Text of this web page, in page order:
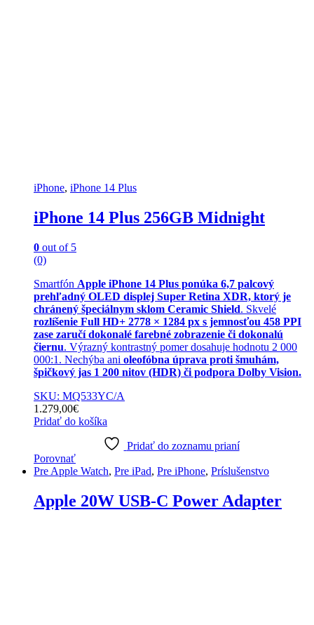
iPhone, iPhone 14 Plus
iPhone 14 Plus 256GB Midnight
0 out of 5
(0)
Smartfón Apple iPhone 14 Plus ponúka 6,7 palcový
prehľadný OLED displej Super Retina XDR, ktorý je
chránený špeciálnym sklom Ceramic Shield. Skvelé
rozlíšenie Full HD+ 2778 × 1284 px s jemnosťou 458 PPI
zase zaručí dokonalé farebné zobrazenie či dokonalú
čiernu. Výrazný kontrastný pomer dosahuje hodnotu 2 000
000:1. Nechýba ani oleofóbna úprava proti šmuhám,
špičkový jas 1 200 nitov (HDR) či podpora Dolby Vision.
SKU: MQ533YC/A
1.279,00€
Pridať do košíka
Pridať do zoznamu prianí
Porovnať
Pre Apple Watch, Pre iPad, Pre iPhone, Príslušenstvo
Apple 20W USB-C Power Adapter